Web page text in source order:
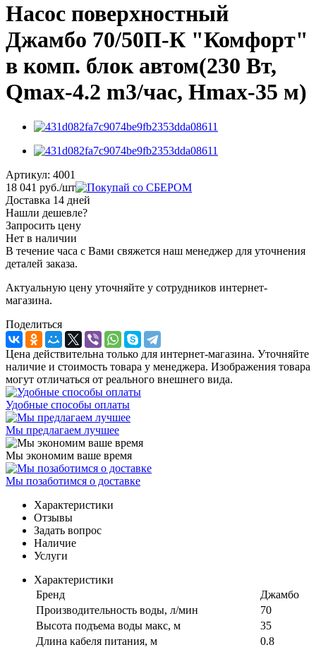
Насос поверхностный
Джамбо 70/50П-К "Комфорт"
в комп. блок автом(230 Вт,
Qmax-4.2 m3/час, Hmax-35 м)
Артикул: 4001
18 041 руб./шт
Доставка 14 дней
Нашли дешевле?
Запросить цену
Нет в наличии
В течение часа с Вами свяжется наш менеджер для уточнения
деталей заказа.
Актуальную цену уточняйте у сотрудников интернет-
магазина.
Поделиться
Цена действительна только для интернет-магазина. Уточняйте
наличие и стоимость товара у менеджера. Изображения товара
могут отличаться от реального внешнего вида.
Удобные способы оплаты
Мы предлагаем лучшее
Мы экономим ваше время
Мы позаботимся о доставке
Характеристики
Отзывы
Задать вопрос
Наличие
Услуги
Характеристики
Бренд
Джамбо
Производительность воды, л/мин
70
Высота подъема воды макс, м
35
Длина кабеля питания, м
0.8